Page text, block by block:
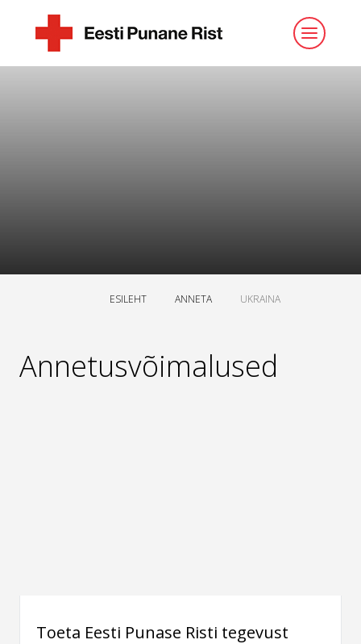
ESILEHT ANNETA UKRAINA
Annetusvõimalused
Toeta Eesti Punase Risti tegevust